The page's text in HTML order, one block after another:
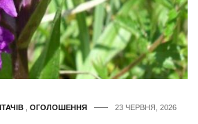
ОГОЛОШЕННЯ 23 ЧЕРВНЯ, 2026